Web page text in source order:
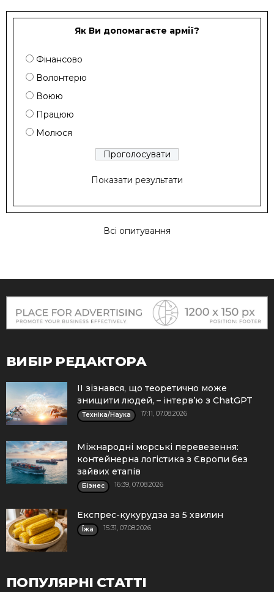
Як Ви допомагаєте армії?
Фінансово
Волонтерю
Воюю
Працюю
Молюся
Показати результати
Всі опитування
ВИБІР РЕДАКТОРА
ІІ зізнався, що теоретично може
знищити людей, – інтерв’ю з ChatGPT
Техніка/Наука 17:11, 07.08.2026
Міжнародні морські перевезення:
контейнерна логістика з Європи без
зайвих етапів
Бізнес 16:39, 07.08.2026
Експрес-кукурудза за 5 хвилин
Їжа 15:31, 07.08.2026
ПОПУЛЯРНІ СТАТТІ